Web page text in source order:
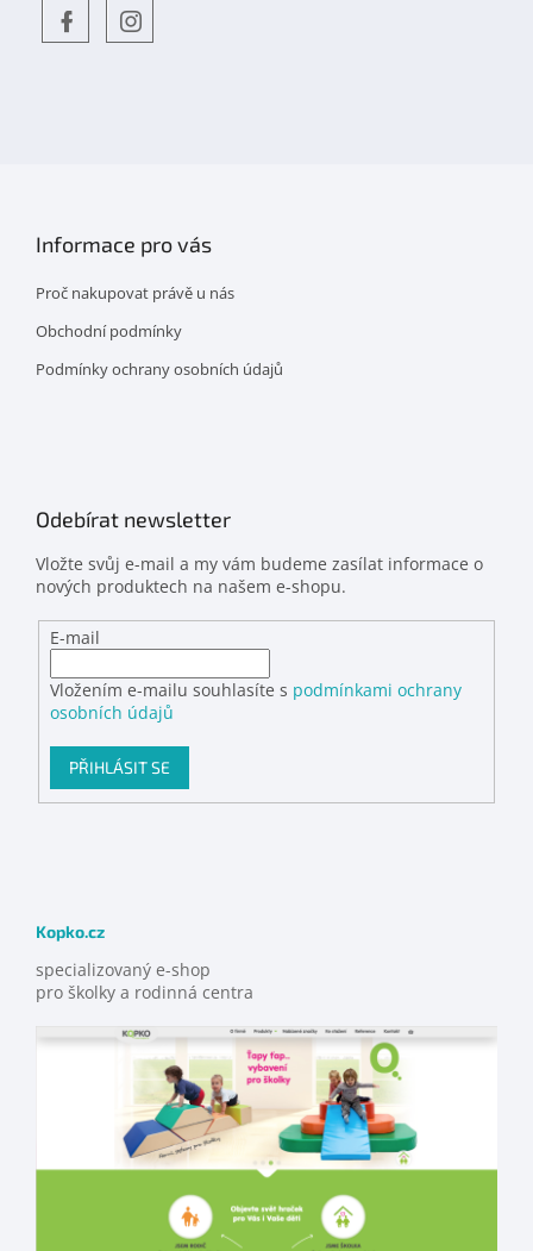
Informace pro vás
Proč nakupovat právě u nás
Obchodní podmínky
Podmínky ochrany osobních údajů
Odebírat newsletter
Vložte svůj e-mail a my vám budeme zasílat informace o
nových produktech na našem e-shopu.
E-mail
Vložením e-mailu souhlasíte s podmínkami ochrany
osobních údajů
PŘIHLÁSIT SE
Kopko.cz
specializovaný e-shop
pro školky a rodinná centra